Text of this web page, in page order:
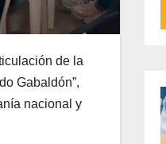
de la
Gabaldón”,
nacional y